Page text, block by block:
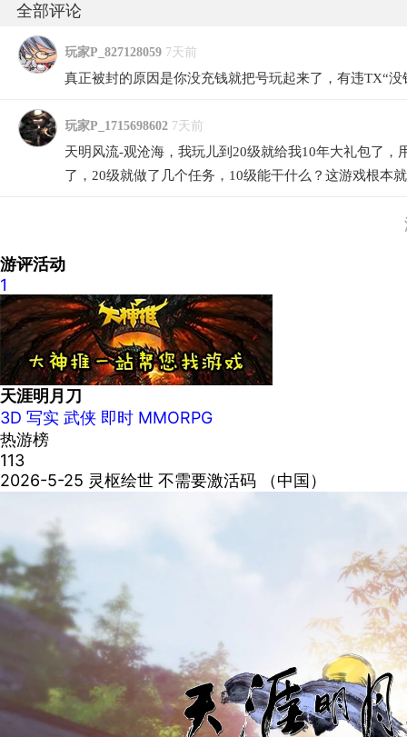
全部评论
玩家P_827128059 7天前
真正被封的原因是你没充钱就把号玩起来了，有违TX“
玩家P_1715698602 7天前
天明风流-观沧海，我玩儿到20级就给我10年大礼包了
了，20级就做了几个任务，10级能干什么？这游戏根本
游评活动
1
天涯明月刀
3D 写实 武侠 即时 MMORPG
热游榜
113
2026-5-25 灵枢绘世 不需要激活码 （中国）